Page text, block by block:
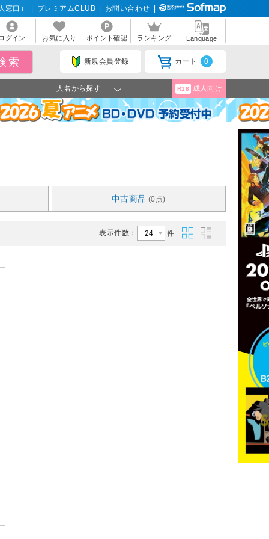
窓口） プレミアムCLUB お問い合わせ
グイン お気に入り ポイント確認 ランキング Language
新規会員登録 カート 0
人名から探す R18 成人向け
中古商品 (0点)
表示件数： 件